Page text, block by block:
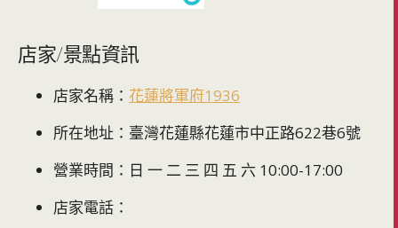
店家/景點資訊
店家名稱： 花蓮將軍府1936
所在地址：臺灣花蓮縣花蓮市中正路622巷6號
營業時間：日 一 二 三 四 五 六 10:00-17:00
店家電話：